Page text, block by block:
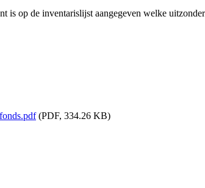
is op de inventarislijst aangegeven welke
(PDF, 334.26 KB)